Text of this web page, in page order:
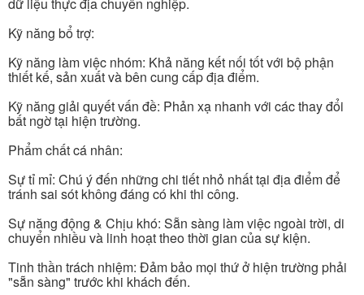
dữ liệu thực địa chuyên nghiệp.
Kỹ năng bổ trợ:
Kỹ năng làm việc nhóm: Khả năng kết nối tốt với bộ phận
thiết kế, sản xuất và bên cung cấp địa điểm.
Kỹ năng giải quyết vấn đề: Phản xạ nhanh với các thay đổi
bất ngờ tại hiện trường.
Phẩm chất cá nhân:
Sự tỉ mỉ: Chú ý đến những chi tiết nhỏ nhất tại địa điểm để
tránh sai sót không đáng có khi thi công.
Sự năng động & Chịu khó: Sẵn sàng làm việc ngoài trời, di
chuyển nhiều và linh hoạt theo thời gian của sự kiện.
Tinh thần trách nhiệm: Đảm bảo mọi thứ ở hiện trường phải
"sẵn sàng" trước khi khách đến.